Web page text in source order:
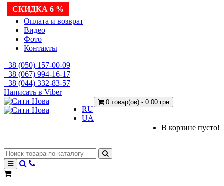
Доставка
Оплата и возврат
Видео
Фото
Контакты
+38 (050) 157-00-09
+38 (067) 994-16-17
+38 (044) 332-83-57
Написать в Viber
RU
UA
0 товар(ов) - 0.00 грн
В корзине пусто!
СКИДКА 6 %